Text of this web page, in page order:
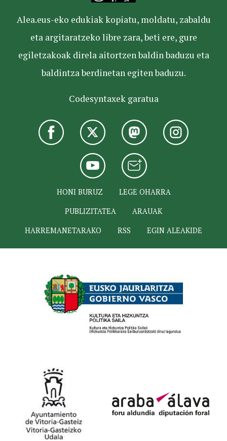
Alea.eus-eko edukiak kopiatu, moldatu, zabaldu
eta argitaratzeko libre zara, beti ere, gure
egiletzakoak direla aitortzen baldin baduzu eta
baldintza berdinetan egiten baduzu.
Codesyntaxek garatua
HONI BURUZ
LEGE OHARRA
PUBLIZITATEA
ARAUAK
HARREMANETARAKO
RSS EGIN ALEAKIDE